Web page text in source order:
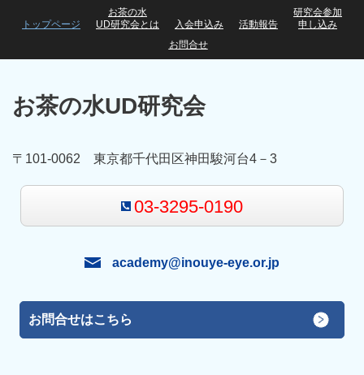
トップページ
お茶の水
UD研究会とは
入会申込み 活動報告
研究会参加
申し込み
お問合せ
お茶の水UD研究会
〒101-0062 東京都千代田区神田駿河台4－3
03-3295-0190
academy@inouye-eye.or.jp
お問合せはこちら